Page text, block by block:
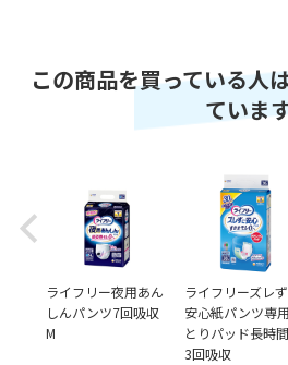
この商品を買っている人
ていま
Previous
ライフリー夜用あん
しんパンツ7回吸収
M
ライフリーズレ
安心紙パンツ専
とりパッド長時
3回吸収